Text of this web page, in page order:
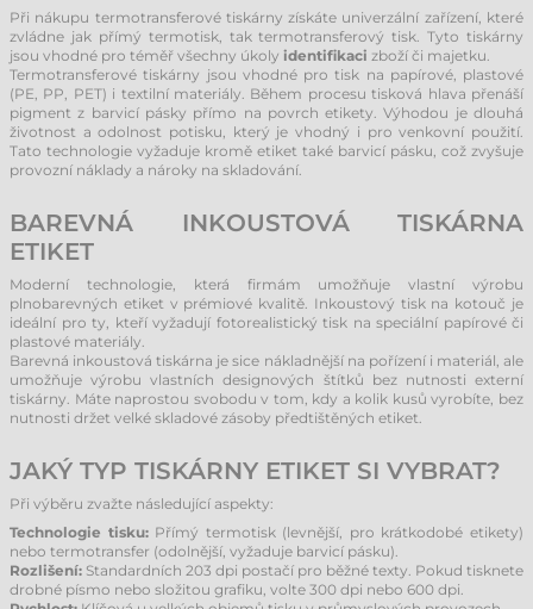
Při nákupu termotransferové tiskárny získáte univerzální zařízení, které
zvládne jak přímý termotisk, tak termotransferový tisk. Tyto tiskárny
jsou vhodné pro téměř všechny úkoly identifikaci zboží či majetku.
Termotransferové tiskárny jsou vhodné pro tisk na papírové, plastové
(PE, PP, PET) i textilní materiály. Během procesu tisková hlava přenáší
pigment z barvicí pásky přímo na povrch etikety. Výhodou je dlouhá
životnost a odolnost potisku, který je vhodný i pro venkovní použití.
Tato technologie vyžaduje kromě etiket také barvicí pásku, což zvyšuje
provozní náklady a nároky na skladování.
BAREVNÁ INKOUSTOVÁ TISKÁRNA
ETIKET
Moderní technologie, která firmám umožňuje vlastní výrobu
plnobarevných etiket v prémiové kvalitě. Inkoustový tisk na kotouč je
ideální pro ty, kteří vyžadují fotorealistický tisk na speciální papírové či
plastové materiály.
Barevná inkoustová tiskárna je sice nákladnější na pořízení i materiál, ale
umožňuje výrobu vlastních designových štítků bez nutnosti externí
tiskárny. Máte naprostou svobodu v tom, kdy a kolik kusů vyrobíte, bez
nutnosti držet velké skladové zásoby předtištěných etiket.
JAKÝ TYP TISKÁRNY ETIKET SI VYBRAT?
Při výběru zvažte následující aspekty:
Technologie tisku:Přímý termotisk (levnější, pro krátkodobé etikety)
nebo termotransfer (odolnější, vyžaduje barvicí pásku).
Rozlišení: Standardních 203 dpi postačí pro běžné texty. Pokud tisknete
drobné písmo nebo složitou grafiku, volte 300 dpi nebo 600 dpi.